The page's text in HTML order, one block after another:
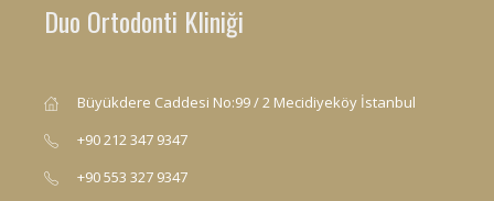
Duo Ortodonti Kliniği
Büyükdere Caddesi No:99 / 2 Mecidiyeköy İstanbul
+90 212 347 9347
+90 553 327 9347